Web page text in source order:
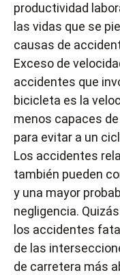
productividad
las vidas que se
causas de
Exceso de
accidentes que
bicicleta es la
menos capaces
para evitar a un
Los accidentes
también pueden
y una mayor
negligencia.
los accidentes
de las
de carretera más